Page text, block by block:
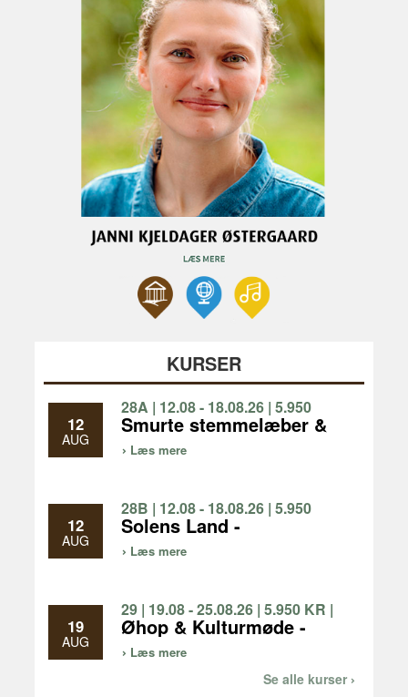
KURSER
12
AUG
28A | 12.08 - 18.08.26 | 5.950
KR | 1 UGE
Smurte stemmelæber &
gode ben - fællessang
og vandreture, vi går 3-5
Læs mere
12
AUG
28B | 12.08 - 18.08.26 | 5.950
KR | 1 UGE
Solens Land -
Bronzealderens
forunderlige verden
Læs mere
19
AUG
29 | 19.08 - 25.08.26 | 5.950 KR |
1 UGE
Øhop & Kulturmøde -
oplev natur og kultur på
Limfjordsøerne og i
Nationalpark Thy
Læs mere
Se alle kurser